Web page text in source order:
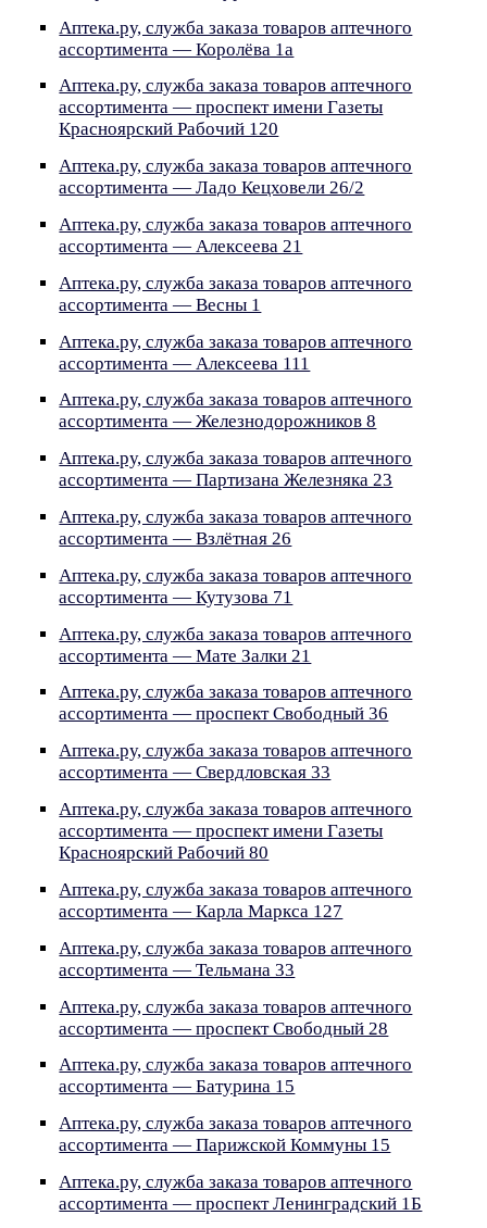
Аптека.ру, служба заказа товаров аптечного
ассортимента — Королёва 1а
Аптека.ру, служба заказа товаров аптечного
ассортимента — проспект имени Газеты
Красноярский Рабочий 120
Аптека.ру, служба заказа товаров аптечного
ассортимента — Ладо Кецховели 26/2
Аптека.ру, служба заказа товаров аптечного
ассортимента — Алексеева 21
Аптека.ру, служба заказа товаров аптечного
ассортимента — Весны 1
Аптека.ру, служба заказа товаров аптечного
ассортимента — Алексеева 111
Аптека.ру, служба заказа товаров аптечного
ассортимента — Железнодорожников 8
Аптека.ру, служба заказа товаров аптечного
ассортимента — Партизана Железняка 23
Аптека.ру, служба заказа товаров аптечного
ассортимента — Взлётная 26
Аптека.ру, служба заказа товаров аптечного
ассортимента — Кутузова 71
Аптека.ру, служба заказа товаров аптечного
ассортимента — Мате Залки 21
Аптека.ру, служба заказа товаров аптечного
ассортимента — проспект Свободный 36
Аптека.ру, служба заказа товаров аптечного
ассортимента — Свердловская 33
Аптека.ру, служба заказа товаров аптечного
ассортимента — проспект имени Газеты
Красноярский Рабочий 80
Аптека.ру, служба заказа товаров аптечного
ассортимента — Карла Маркса 127
Аптека.ру, служба заказа товаров аптечного
ассортимента — Тельмана 33
Аптека.ру, служба заказа товаров аптечного
ассортимента — проспект Свободный 28
Аптека.ру, служба заказа товаров аптечного
ассортимента — Батурина 15
Аптека.ру, служба заказа товаров аптечного
ассортимента — Парижской Коммуны 15
Аптека.ру, служба заказа товаров аптечного
ассортимента — проспект Ленинградский 1Б